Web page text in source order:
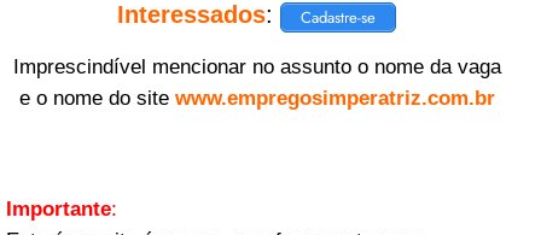
Interessados: Cadastre-se
Imprescindível mencionar no assunto o nome da vaga
e o nome do site www.empregosimperatriz.com.br
Importante: